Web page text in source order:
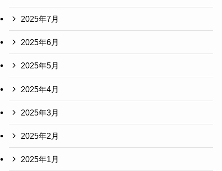
2025年7月
2025年6月
2025年5月
2025年4月
2025年3月
2025年2月
2025年1月